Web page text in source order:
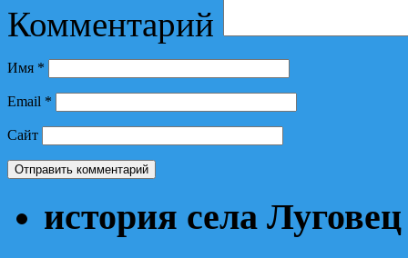
Комментарий
Имя *
Email *
Сайт
история села Луговец